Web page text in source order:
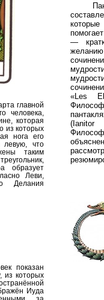
главной
человека,
которая
из которых
нога его
левую, что
таким
образует
Леви,
Делания
показан
из которых
Иуда
—
«Les
(Ianitor